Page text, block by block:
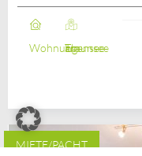
WohnungEbensee am Traunsee
MIETE/PACHT